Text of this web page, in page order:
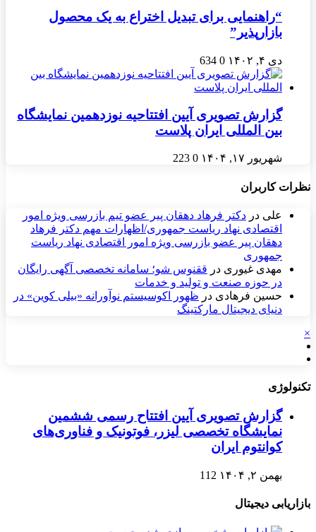
“راهنمایی برای تبدیل اختراع به یک محصول
بازارپذیر”
دی ۴, ۱۴۰۲ 0
634
گزارش تصویری آیین افتتاحیه نوزدهمین نمایشگاه
بین المللی ایران‌ پلاست
شهریور ۱۷, ۱۴۰۴ 0
223
نظرات کاربران
علی در دکتر فرهاد دهقان پیر عضو تيم بازرسی ويژه امور
اقتصادی نهاد رياست جمهوری/اظهارات مهم دکتر فرهاد
دهقان پیر عضو بازرسی ویژه امور اقتصادی نهاد ریاست
جمهوری
مهدی غیوری در ققنوس شو؛ سامانه تخصصی آگهی رایگان
در حوزه صنعت و تولید و خدمات
حسین فرهادی در ظهور اکوسیستم نوآورانه «بیلی کوین» در
دنیای دیجیتال مارکتینگ
×
تکنولوژی
گزارش تصویری آیین افتتاح رسمی ششمین
نمایشگاه تخصصی لیزر، فوتونیک و فناوری‌های
کوانتوم ایران
بهمن ۲, ۱۴۰۴ 112
بازاریابی دیجیتال